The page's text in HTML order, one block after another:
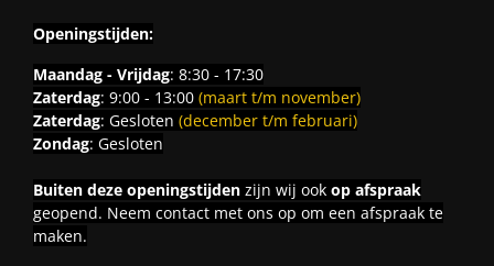
Openingstijden:
Maandag - Vrijdag: 8:30 - 17:30
Zaterdag: 9:00 - 13:00 (maart t/m november)
Zaterdag: Gesloten (december t/m februari)
Zondag: Gesloten
Buiten deze openingstijdenzijn wij ook op afspraak
geopend. Neem contact met ons op om een afspraak te
maken.